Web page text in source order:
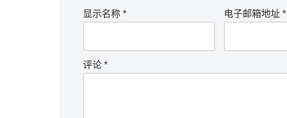
显示名称 * 电子邮箱地址*
评论 *